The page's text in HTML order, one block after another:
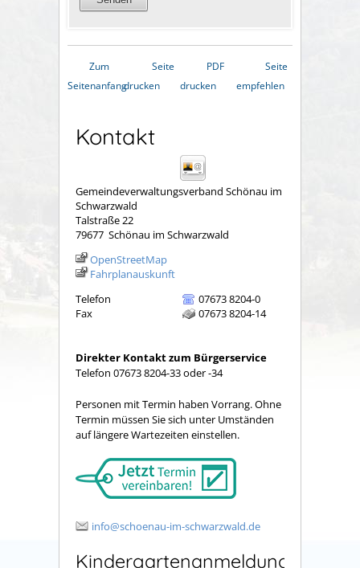
Zum
Seitenanfang
Seite
drucken
PDF
drucken
Seite
empfehlen
Kontakt
Gemeindeverwaltungsverband Schönau im
Schwarzwald
Talstraße 22
79677 Schönau im Schwarzwald
OpenStreetMap
Fahrplanauskunft
Telefon
07673 8204-0
Fax
07673 8204-14
Direkter Kontakt zum Bürgerservice
Telefon 07673 8204-33 oder -34
Personen mit Termin haben Vorrang. Ohne
Termin müssen Sie sich unter Umständen
auf längere Wartezeiten einstellen.
info@schoenau-im-schwarzwald.de
Kindergartenanmeldung